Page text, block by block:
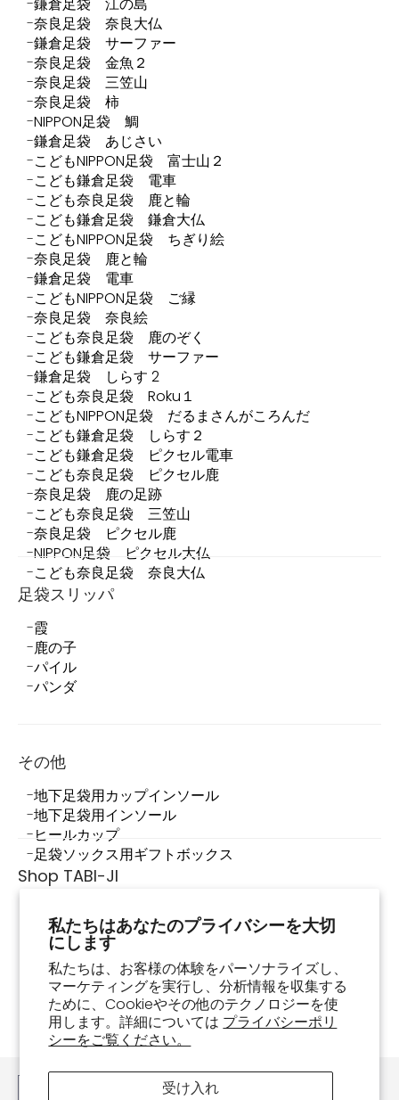
私たちはあなたのプライバシーを大切
にします
私たちは、お客様の体験をパーソナライズし、
マーケティングを実行し、分析情報を収集する
ために、Cookieやその他のテクノロジーを使
用します。詳細については プライバシーポリ
シーをご覧ください。
受け入れ
奈良足袋 奈良大仏
鎌倉足袋 サーファー
奈良足袋 金魚２
奈良足袋 三笠山
奈良足袋 柿
NIPPON足袋 鯛
鎌倉足袋 あじさい
こどもNIPPON足袋 富士山２
こども鎌倉足袋 電車
こども奈良足袋 鹿と輪
こども鎌倉足袋 鎌倉大仏
こどもNIPPON足袋 ちぎり絵
奈良足袋 鹿と輪
鎌倉足袋 電車
こどもNIPPON足袋 ご縁
奈良足袋 奈良絵
こども奈良足袋 鹿のぞく
こども鎌倉足袋 サーファー
鎌倉足袋 しらす 2
こども奈良足袋 Roku１
こどもNIPPON足袋 だるまさんがころんだ
こども鎌倉足袋 しらす２
こども鎌倉足袋 ピクセル電車
こども奈良足袋 ピクセル鹿
奈良足袋 鹿の足跡
こども奈良足袋 三笠山
奈良足袋 ピクセル鹿
NIPPON足袋 ピクセル大仏
こども奈良足袋 奈良大仏
足袋スリッパ
霞
鹿の子
パイル
パンダ
その他
地下足袋用カップインソール
地下足袋用インソール
ヒールカップ
足袋ソックス用ギフトボックス
Shop TABI-JI
店舗情報
足袋スニーカーって何？
足袋スニーカーの履き方・お手入れ方法
よくあるご質問
お買い物ガイド
注文確認
お問い合わせ